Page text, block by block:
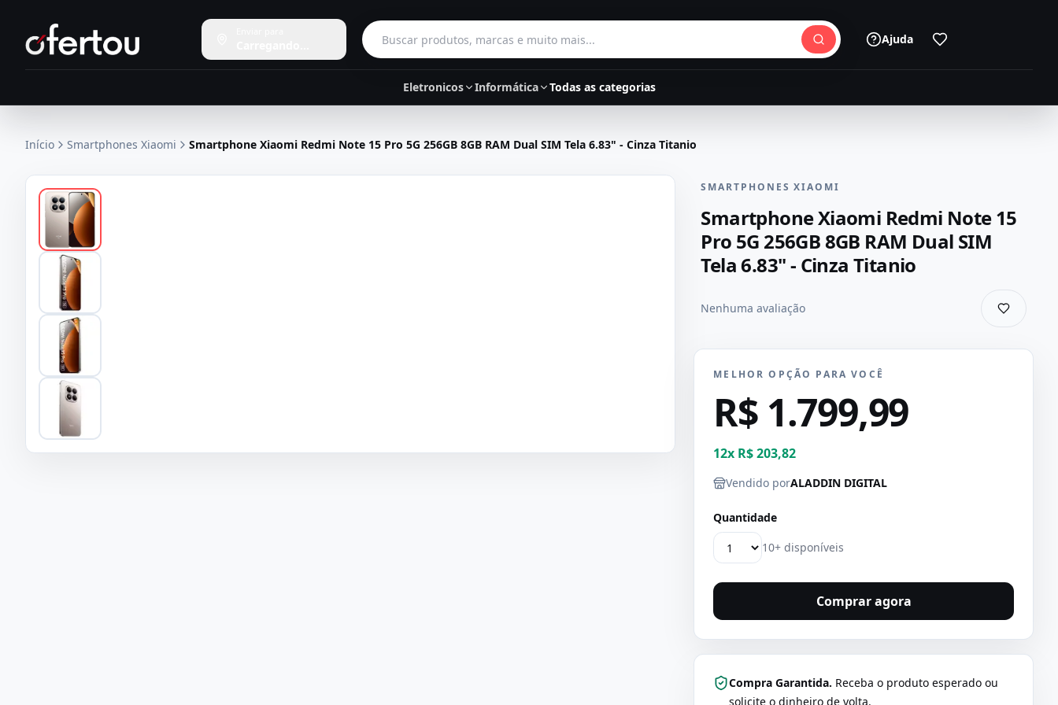
Buscar produtos
Ajuda
Eletronicos Informática Todas as categorias
Início Smartphones Xiaomi Smartphone Xiaomi Redmi Note 15 Pro 5G 256GB 8GB RAM Dual SIM Tela 6.83" - Cinza Titanio
SMARTPHONES XIAOMI
Smartphone Xiaomi Redmi Note 15
Pro 5G 256GB 8GB RAM Dual SIM
Tela 6.83" - Cinza Titanio
Nenhuma avaliação
MELHOR OPÇÃO PARA VOCÊ
R$ 1.799,99
12x R$ 203,82
Vendido porALADDIN DIGITAL
Quantidade
10+ disponíveis
Comprar agora
Compra Garantida. Receba o produto esperado ou
solicite o dinheiro de volta.